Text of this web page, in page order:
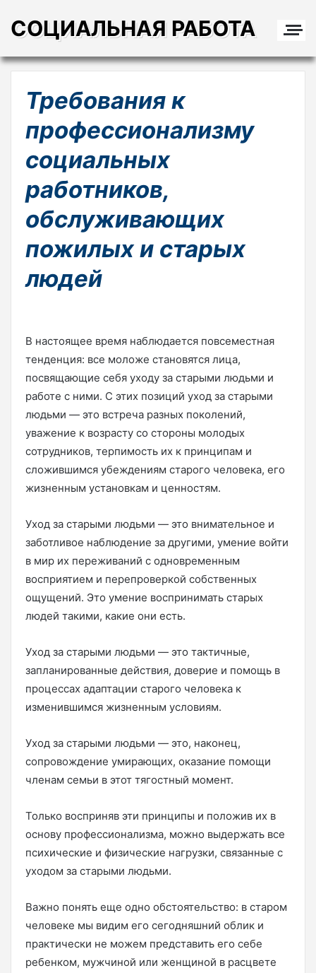
СОЦИАЛЬНАЯ РАБОТА
Требования к
профессионализму
социальных
работников,
обслуживающих
пожилых и старых
людей
В настоящее время наблюдается повсеместная
тенденция: все моложе становятся лица,
посвящающие себя уходу за старыми людьми и
работе с ними. С этих позиций уход за старыми
людьми — это встреча разных поколений,
уважение к возрасту со стороны молодых
сотрудников, терпимость их к принципам и
сложившимся убеждениям старого человека, его
жизненным установкам и ценностям.
Уход за старыми людьми — это внимательное и
заботливое наблюдение за другими, умение войти
в мир их переживаний с одновременным
восприятием и перепроверкой собственных
ощущений. Это умение воспринимать старых
людей такими, какие они есть.
Уход за старыми людьми — это тактичные,
запланированные действия, доверие и помощь в
процессах адаптации старого человека к
изменившимся жизненным условиям.
Уход за старыми людьми — это, наконец,
сопровождение умирающих, оказание помощи
членам семьи в этот тягостный момент.
Только восприняв эти принципы и положив их в
основу профессионализма, можно выдержать все
психические и физические нагрузки, связанные с
уходом за старыми людьми.
Важно понять еще одно обстоятельство: в старом
человеке мы видим его сегодняшний облик и
практически не можем представить его себе
ребенком, мужчиной или женщиной в расцвете